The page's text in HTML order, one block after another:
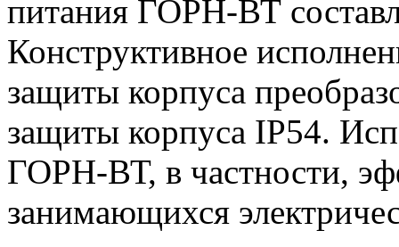
питания ГОРН-ВТ
Конструктивное
защиты корпуса
защиты корпуса IP54.
ГОРН-ВТ, в частности,
занимающихся